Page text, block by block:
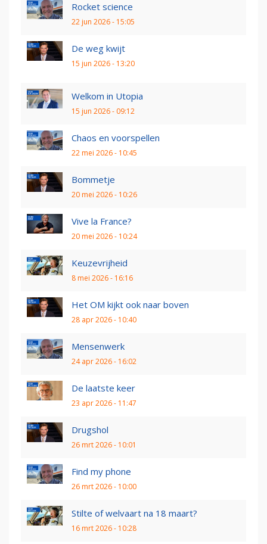
Rocket science
22 jun 2026 - 15:05
De weg kwijt
15 jun 2026 - 13:20
Welkom in Utopia
15 jun 2026 - 09:12
Chaos en voorspellen
22 mei 2026 - 10:45
Bommetje
20 mei 2026 - 10:26
Vive la France?
20 mei 2026 - 10:24
Keuzevrijheid
8 mei 2026 - 16:16
Het OM kijkt ook naar boven
28 apr 2026 - 10:40
Mensenwerk
24 apr 2026 - 16:02
De laatste keer
23 apr 2026 - 11:47
Drugshol
26 mrt 2026 - 10:01
Find my phone
26 mrt 2026 - 10:00
Stilte of welvaart na 18 maart?
16 mrt 2026 - 10:28